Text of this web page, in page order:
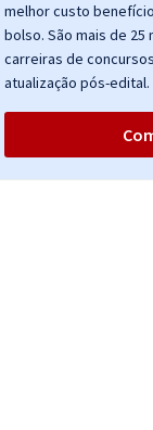
melhor custo
bolso. São mais de 25
carreiras de
atualização pós-edital.